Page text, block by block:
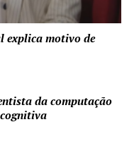
explica motivo de
da computação